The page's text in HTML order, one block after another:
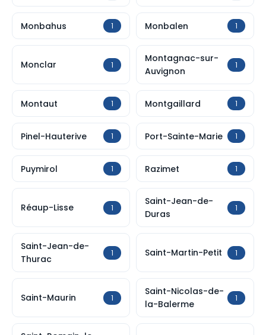
Monbahus 1 Monbalen 1
Monclar 1
Montagnac-sur-
Auvignon
1
Montaut 1 Montgaillard 1
Pinel-Hauterive 1 Port-Sainte-Marie 1
Puymirol 1 Razimet 1
Réaup-Lisse 1
Saint-Jean-de-
Duras
1
Saint-Jean-de-
Thurac
1 Saint-Martin-Petit 1
Saint-Maurin 1
Saint-Nicolas-de-
la-Balerme
1